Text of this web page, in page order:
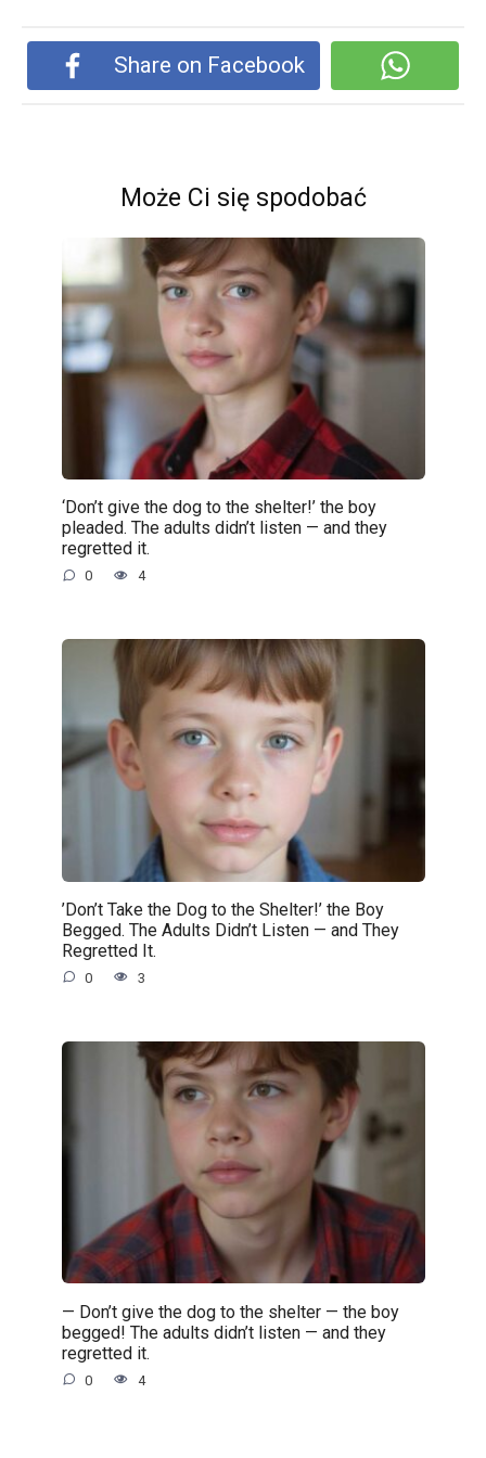
Share on Facebook
Może Ci się spodobać
‘Don’t give the dog to the shelter!’ the boy
pleaded. The adults didn’t listen — and they
regretted it.
0 4
’Don’t Take the Dog to the Shelter!’ the Boy
Begged. The Adults Didn’t Listen — and They
Regretted It.
0 3
— Don’t give the dog to the shelter — the boy
begged! The adults didn’t listen — and they
regretted it.
0 4